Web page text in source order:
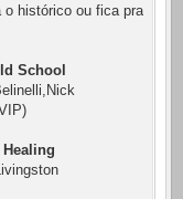
o histórico ou fica pra
School